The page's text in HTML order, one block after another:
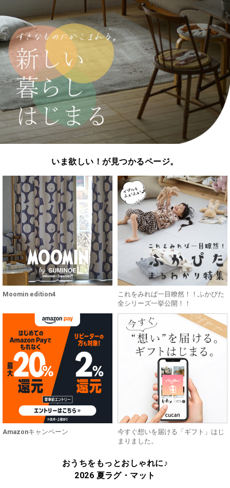
いま欲しい！が見つかるページ。
Moomin edition4
これをみれば一目瞭然！！ふかぴた
全シリーズ一挙公開！！
Amazonキャンペーン
今すぐ想いを届ける「ギフト」はじ
まりました。
おうちをもっとおしゃれに♪
2026 夏ラグ・マット